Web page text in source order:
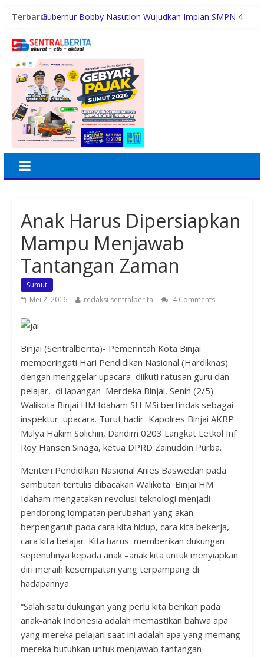
Terbaru:Gubernur Bobby Nasution Wujudkan Impian SMPN 4
Duta Genre Harus Jadi Penggerak Remaja, Rico Waas:
Sutarto Minta Banteng Sumut Merah FC Harumkan
Nama Sumut di Ajang Soekarno Cup 2026
Persiapan HUT RI ke-81, Anggota Paskibra Kecamatan
Idi Tunong Mulai Gelar Latihan Intensif
Satres PPAPPO Polres Karo Ringkus Pemuda
Anak Harus Dipersiapkan
Mampu Menjawab
Tantangan Zaman
Sumut
Mei 2, 2016
redaksi sentralberita 4 Comments
Binjai (Sentralberita)- Pemerintah Kota Binjai
memperingati Hari Pendidikan Nasional (Hardiknas)
dengan menggelar upacara diikuti ratusan guru dan
pelajar, di lapangan Merdeka Binjai, Senin (2/5).
Walikota Binjai HM Idaham SH MSi bertindak sebagai
inspektur upacara. Turut hadir Kapolres Binjai AKBP
Mulya Hakim Solichin, Dandim 0203 Langkat Letkol Inf
Roy Hansen Sinaga, ketua DPRD Zainuddin Purba.
Menteri Pendidikan Nasional Anies Baswedan pada
sambutan tertulis dibacakan Walikota Binjai HM
Idaham mengatakan revolusi teknologi menjadi
pendorong lompatan perubahan yang akan
berpengaruh pada cara kita hidup, cara kita bekerja,
cara kita belajar. Kita harus memberikan dukungan
sepenuhnya kepada anak –anak kita untuk menyiapkan
diri meraih kesempatan yang terpampang di
hadapannya.
“Salah satu dukungan yang perlu kita berikan pada
anak-anak Indonesia adalah memastikan bahwa apa
yang mereka pelajari saat ini adalah apa yang memang
mereka butuhkan untuk menjawab tantangan